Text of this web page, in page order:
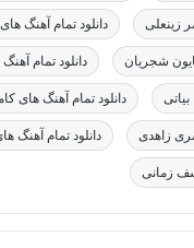
زینعلی دانلود تمام آهنگ
شجریان دانلود تمام
دانلود تمام آهنگ های
زاهدی دانلود تمام آهنگ
زمانی